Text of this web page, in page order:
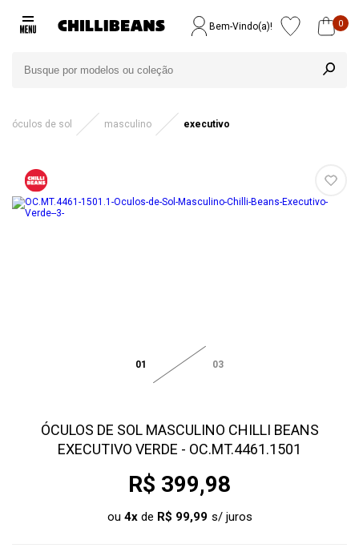
Bem-Vindo(a)! 0
óculos de sol masculino executivo
01 03
ÓCULOS DE SOL MASCULINO CHILLI BEANS
EXECUTIVO VERDE - OC.MT.4461.1501
R$ 399,98
ou 4xde R$ 99,99